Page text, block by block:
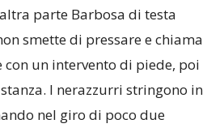
parte Barbosa di testa
smette di pressare e chiama
un intervento di piede, poi
I nerazzurri stringono in
nel giro di poco due